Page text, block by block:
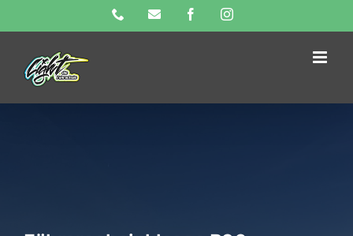
to
content
Phone E-
FacebookInstagram